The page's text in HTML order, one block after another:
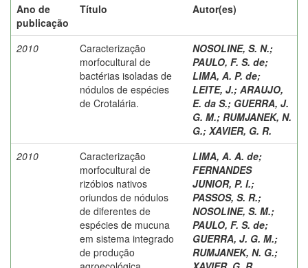
Ano de
publicação
Título Autor(es)
2010
Caracterização
morfocultural de
bactérias isoladas de
nódulos de espécies
de Crotalária.
NOSOLINE, S. N.;
PAULO, F. S. de;
LIMA, A. P. de;
LEITE, J.; ARAUJO,
E. da S.; GUERRA, J.
G. M.; RUMJANEK, N.
G.; XAVIER, G. R.
2010
Caracterização
morfocultural de
rizóbios nativos
oriundos de nódulos
de diferentes de
espécies de mucuna
em sistema integrado
de produção
LIMA, A. A. de;
FERNANDES
JUNIOR, P. I.;
PASSOS, S. R.;
NOSOLINE, S. M.;
PAULO, F. S. de;
GUERRA, J. G. M.;
RUMJANEK, N. G.;